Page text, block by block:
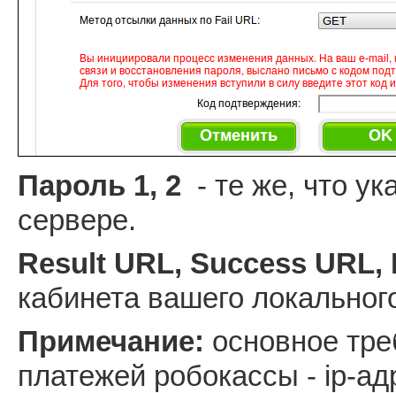
Пароль 1, 2 - те же, что
сервере.
Result URL, Success URL,
кабинета вашего
Примечание: основное
платежей робокассы - ip-